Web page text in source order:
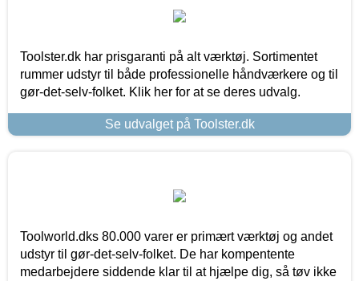
Toolster.dk har prisgaranti på alt værktøj. Sortimentet
rummer udstyr til både professionelle håndværkere og til
gør-det-selv-folket. Klik her for at se deres udvalg.
Se udvalget på Toolster.dk
Toolworld.dks 80.000 varer er primært værktøj og andet
udstyr til gør-det-selv-folket. De har kompentente
medarbejdere siddende klar til at hjælpe dig, så tøv ikke